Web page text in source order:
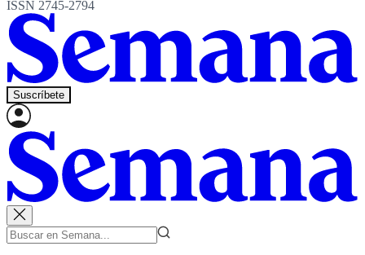
ISSN 2745-2794
Suscríbete